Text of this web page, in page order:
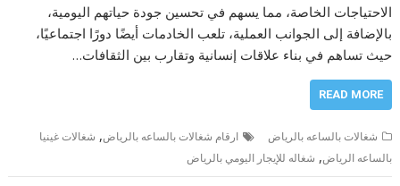
الاحتياجات الخاصة، مما يسهم في تحسين جودة حياتهم اليومية،
بالإضافة إلى الجوانب العملية، تلعب الخادمات أيضًا دورًا اجتماعيًا،
حيث تساهم في بناء علاقات إنسانية وتقارب بين الثقافات…
READ MORE
شغالات بالساعه بالرياض ارقام شغالات بالساعه بالرياض, شغالات غينيا
بالساعه الرياض, شغاله للإيجار اليومي بالرياض